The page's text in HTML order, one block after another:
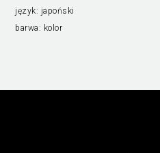
język: japoński
barwa: kolor